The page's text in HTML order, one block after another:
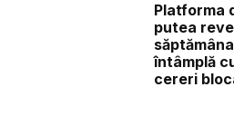
Platforma
putea
întâmplă
cereri